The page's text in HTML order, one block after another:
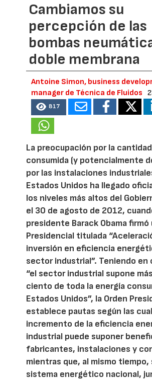
Cambiamos su
percepción de las
bombas
doble membrana
Antoine Simon, business
manager de Técnica de Fluidos
817
La preocupación por la
consumida (y potencialmente
por las instalaciones
Estados Unidos ha llegado
los niveles más altos del
el 30 de agosto de 2012,
presidente Barack Obama firmó
Presidencial titulada
inversión en eficiencia
sector industrial”. Teniendo en
“el sector industrial supone
ciento de toda la energía
Estados Unidos”, la Orden
establece pautas según las
incremento de la eficiencia
industrial puede suponer
fabricantes, instalaciones y
mientras que, al mismo tiempo,
sistema energético nacional,